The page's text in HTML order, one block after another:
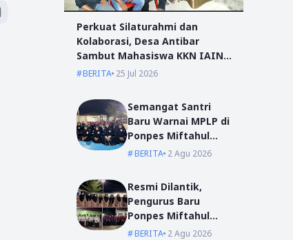
Perkuat Silaturahmi dan
Kolaborasi, Desa Antibar
Sambut Mahasiswa KKN IAIN
Pontianak dan UM Pontianak
BERITA 25 Jul 2026
Semangat Santri
Baru Warnai MPLP di
Ponpes Miftahul
Ulum Kumpai
BERITA 2 Agu 2026
Resmi Dilantik,
Pengurus Baru
Ponpes Miftahul
Ulum Siap Emban
BERITA 2 Agu 2026